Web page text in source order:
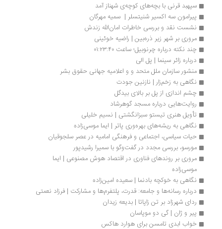
سپهبد قرنی با بچه‌های کوچه‌ی شهناز آمد
پیرامون سه اکسیر شنیتسلر |  سمیه مهرگان
نشست نقد و بررسی خاطرات امان‌الله زندش
مروری بر شهر زیر ذره‌بین | راضیه خوئینی
چند نکته درباره چرنوبیل؛ ساعت ۰۱:۲۳:۴۰
درباره زائر سینما | پل الی
منشور سازمان ملل متحد و و اعلامیه جهانی حقوق بشر
نگاهی به زخم‌زار | نازنین جودت
چشم اندازی از پل بر بالای بیدگل
روایت‌هایی درباره مسجد گوهرشاد
تأویل هنری تیستو سبزانگشتی | نسیم خلیلی
نگاهی به ریشه‌های بهره‌وری پاتر | ایما موسی‌زاده
حیات سیاسی، اجتماعی و فرهنگی امامیه در عصر سلجوقیان
مورسو، بررسی مجدد در گفت‌وگو با سمیرا رشیدپور
مروری بر روندهای فناوری در اقتصاد هوش مصنوعی | ایما
موسی‌زاده
نگاهی به خوکچه‌ بادنما | سعیده امین‌زاده
درباره رسانه‌ها و جامعه: قدرت، پلتفرم‌ها و مشارکت | فرزاد نعمتی
ردای شهرزاد بر تن زاپاتا | بدیعه زیدان
پیر و ژان | گی دو موپاسان
خواب ابدی تامسن برای هوارد هاکس